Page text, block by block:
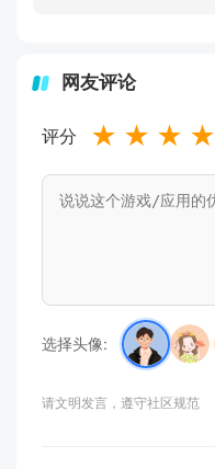
网友评论
评分 ★ ★ ★ ★
选择头像:
请文明发言，遵守社区规范